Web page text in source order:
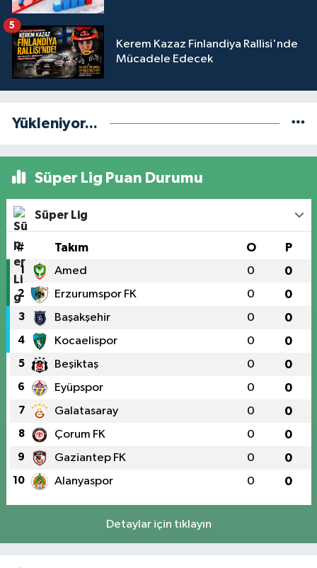
Kerem Kazaz Finlandiya Rallisi'nde
Mücadele Edecek
5
Yükleniyor...
Süper Lig Puan Durumu
Süper Lig
# Takım O P
1 Amed 0 0
2 Erzurumspor FK 0 0
3 Başakşehir 0 0
4 Kocaelispor 0 0
5 Beşiktaş 0 0
6 Eyüpspor 0 0
7 Galatasaray 0 0
8 Çorum FK 0 0
9 Gaziantep FK 0 0
10 Alanyaspor 0 0
Detaylar için tıklayın